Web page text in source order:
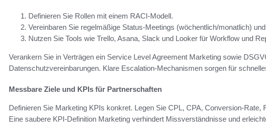
Definieren Sie Rollen mit einem RACI-Modell.
Vereinbaren Sie regelmäßige Status-Meetings (wöchentlich/monatlich)
Nutzen Sie Tools wie Trello, Asana, Slack und Looker für Workflow und
Verankern Sie in Verträgen ein Service Level Agreement Marketing sowie
Datenschutzvereinbarungen. Klare Escalation-Mechanismen sorgen für
Messbare Ziele und KPIs für Partnerschaften
Definieren Sie Marketing KPIs konkret. Legen Sie CPL, CPA, Conversion-Rate,
Eine saubere KPI-Definition Marketing verhindert Missverständnisse und